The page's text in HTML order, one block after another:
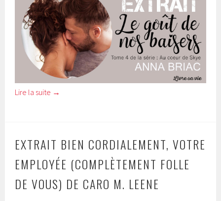
Lire la suite →
EXTRAIT BIEN CORDIALEMENT, VOTRE
EMPLOYÉE (COMPLÈTEMENT FOLLE
DE VOUS) DE CARO M. LEENE